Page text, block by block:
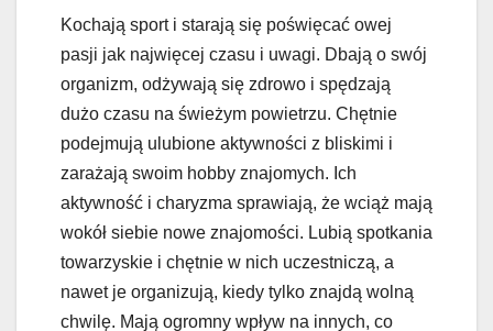
Kochają sport i starają się poświęcać owej
pasji jak najwięcej czasu i uwagi. Dbają o swój
organizm, odżywają się zdrowo i spędzają
dużo czasu na świeżym powietrzu. Chętnie
podejmują ulubione aktywności z bliskimi i
zarażają swoim hobby znajomych. Ich
aktywność i charyzma sprawiają, że wciąż mają
wokół siebie nowe znajomości. Lubią spotkania
towarzyskie i chętnie w nich uczestniczą, a
nawet je organizują, kiedy tylko znajdą wolną
chwilę. Mają ogromny wpływ na innych, co